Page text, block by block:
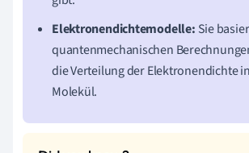
Elektronendichtemodelle: Sie
quantenmechanischen
die Verteilung der Elektronendichte
Molekül.